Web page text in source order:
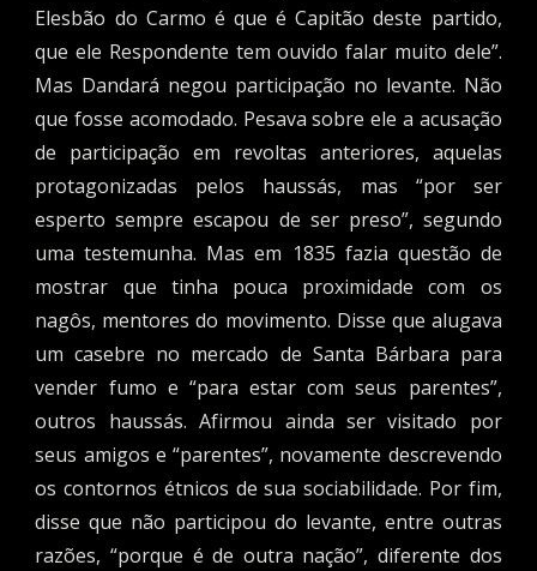
Elesbão do Carmo é que é Capitão deste partido,
que ele Respondente tem ouvido falar muito dele”.
Mas Dandará negou participação no levante. Não
que fosse acomodado. Pesava sobre ele a acusação
de participação em revoltas anteriores, aquelas
protagonizadas pelos haussás, mas “por ser
esperto sempre escapou de ser preso”, segundo
uma testemunha. Mas em 1835 fazia questão de
mostrar que tinha pouca proximidade com os
nagôs, mentores do movimento. Disse que alugava
um casebre no mercado de Santa Bárbara para
vender fumo e “para estar com seus parentes”,
outros haussás. Afirmou ainda ser visitado por
seus amigos e “parentes”, novamente descrevendo
os contornos étnicos de sua sociabilidade. Por fim,
disse que não participou do levante, entre outras
razões, “porque é de outra nação”, diferente dos